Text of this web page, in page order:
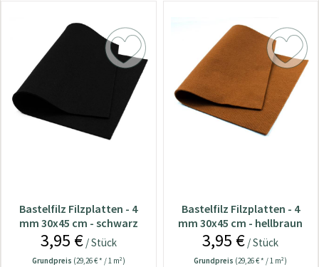
Bastelfilz Filzplatten - 4
mm 30x45 cm - schwarz
3,95 €/ Stück
Grundpreis (29,26 € * / 1 m²)
Bastelfilz Filzplatten - 4
mm 30x45 cm - hellbraun
3,95 € / Stück
Grundpreis (29,26 € * / 1 m²)